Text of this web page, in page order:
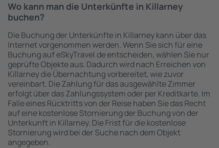
Wo kann man die Unterkünfte in Killarney
buchen?
Die Buchung der Unterkünfte in Killarney kann über das
Internet vorgenommen werden. Wenn Sie sich für eine
Buchung auf eSkyTravel.de entscheiden, wählen Sie nur
geprüfte Objekte aus. Dadurch wird nach Erreichen von
Killarney die Übernachtung vorbereitet, wie zuvor
vereinbart. Die Zahlung für das ausgewählte Zimmer
erfolgt über das Zahlungssystem oder per Kreditkarte. Im
Falle eines Rücktritts von der Reise haben Sie das Recht
auf eine kostenlose Stornierung der Buchung von der
Unterkunft in Killarney. Die Frist für die kostenlose
Stornierung wird bei der Suche nach dem Objekt
angegeben.